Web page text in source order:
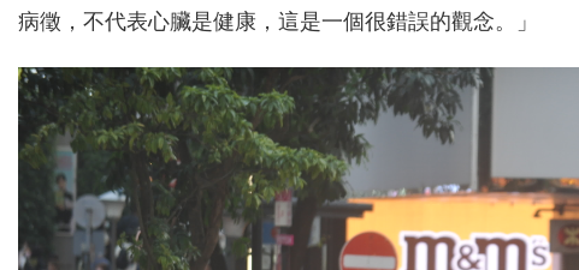
病徵，不代表心臟是健康，這是一個很錯誤的觀念。」